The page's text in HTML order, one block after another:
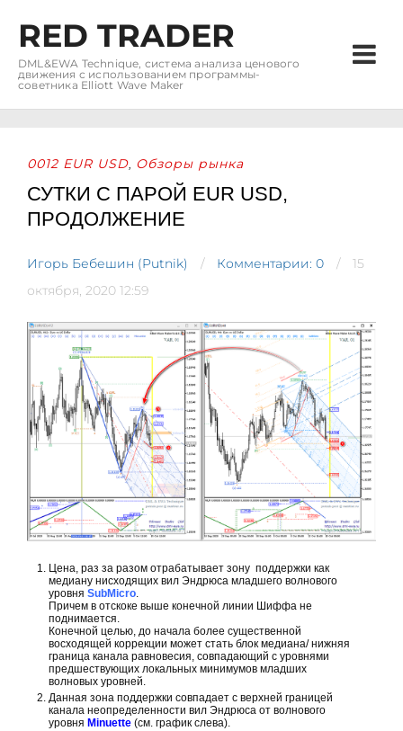
RED TRADER
DML&EWA Technique, система анализа ценового
движения с использованием программы-
советника Elliott Wave Maker
0012 EUR USD, Обзоры рынка
СУТКИ С ПАРОЙ EUR USD,
ПРОДОЛЖЕНИЕ
Игорь Бебешин (Putnik) Комментарии: 0
15
октября, 2020 12:59
Цена, раз за разом отрабатывает зону поддержки как
медиану нисходящих вил Эндрюса младшего волнового
уровня SubMicro.
Причем в отскоке выше конечной линии Шиффа не
поднимается.
Конечной целью, до начала более существенной
восходящей коррекции может стать блок медиана/ нижняя
граница канала равновесия, совпадающий с уровнями
предшествующих локальных минимумов младших
волновых уровней.
Данная зона поддержки совпадает с верхней границей
канала неопределенности вил Эндрюса от волнового
уровня Minuette (см. график слева).